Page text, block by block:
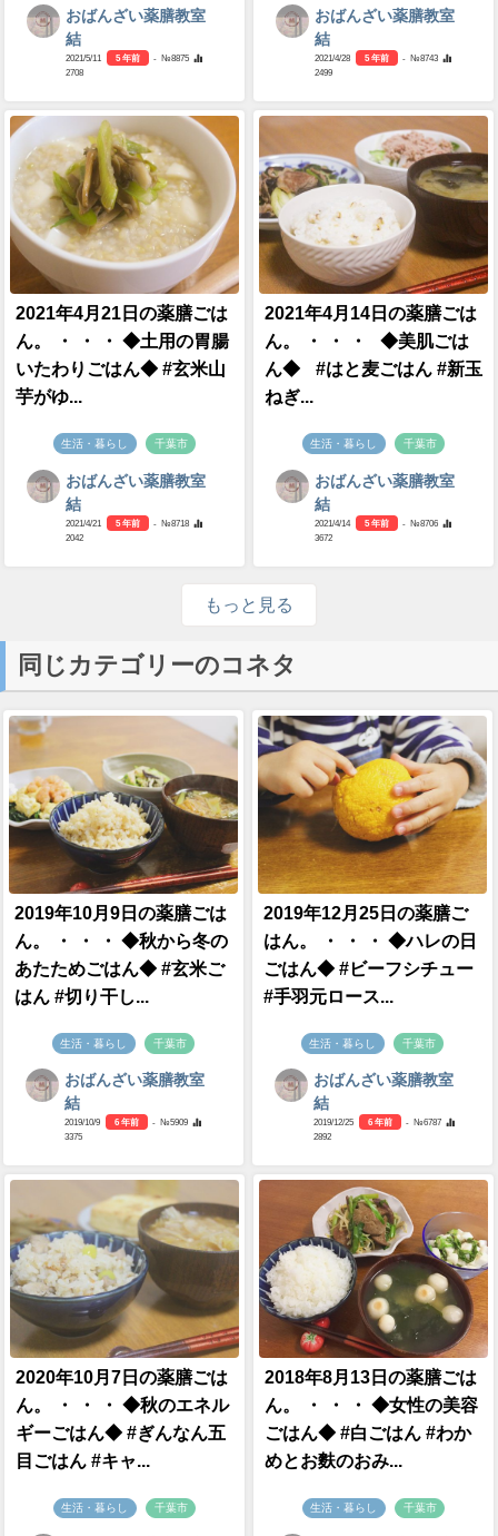
おばんざい薬膳教室
結
2021/5/11 5 年前
- №8875
2708
おばんざい薬膳教室
結
2021/4/28 5 年前
- №8743
2499
2021年4月21日の薬膳ごは
ん。 ・ ・ ・ ◆土用の胃腸
いたわりごはん◆ #玄米山
芋がゆ...
生活・暮らし 千葉市
おばんざい薬膳教室
結
2021/4/21 5 年前
- №8718
2042
2021年4月14日の薬膳ごは
ん。 ・ ・ ・ ◆美肌ごは
ん◆ #はと麦ごはん #新玉
ねぎ...
生活・暮らし 千葉市
おばんざい薬膳教室
結
2021/4/14 5 年前
- №8706
3672
もっと見る
同じカテゴリーのコネタ
2019年10月9日の薬膳ごは
ん。 ・ ・ ・ ◆秋から冬の
あたためごはん◆ #玄米ご
はん #切り干し...
生活・暮らし 千葉市
おばんざい薬膳教室
結
2019/10/9 6 年前
- №5909
3375
2019年12月25日の薬膳ご
はん。 ・ ・ ・ ◆ハレの日
ごはん◆ #ビーフシチュー
#手羽元ロース...
生活・暮らし 千葉市
おばんざい薬膳教室
結
2019/12/25 6 年前
- №6787
2892
2020年10月7日の薬膳ごは
ん。 ・ ・ ・ ◆秋のエネル
ギーごはん◆ #ぎんなん五
目ごはん #キャ...
生活・暮らし 千葉市
2018年8月13日の薬膳ごは
ん。 ・ ・ ・ ◆女性の美容
ごはん◆ #白ごはん #わか
めとお麩のおみ...
生活・暮らし 千葉市